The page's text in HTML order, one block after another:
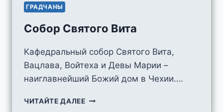
ГРАДЧАНЫ
Собор Святого Вита
Кафедральный собор Святого Вита,
Вацлава, Войтеха и Девы Марии –
наиглавнейший Божий дом в Чехии….
ЧИТАЙТЕ ДАЛЕЕСОБОР